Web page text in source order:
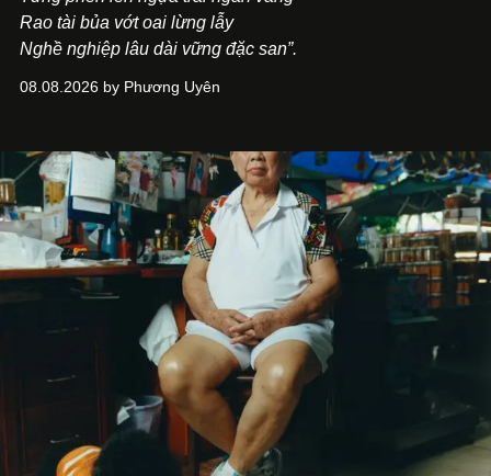
Rao tài bủa vớt oai lừng lẫy
Nghề nghiệp lâu dài vững đặc san”.
08.08.2026 by Phương Uyên